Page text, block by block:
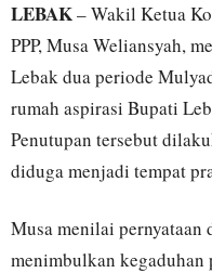
LEBAK– Wakil Ketua
PPP, Musa Weliansyah,
Lebak dua periode
rumah aspirasi Bupati
Penutupan tersebut
diduga menjadi tempat
Musa menilai pernyataan
menimbulkan